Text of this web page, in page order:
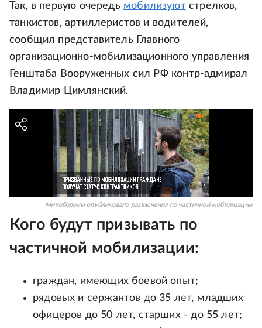
Так, в первую очередь мобилизуютстрелков,
танкистов, артиллеристов и водителей,
сообщил представитель Главного
организационно-мобилизационного управления
Генштаба Вооруженных сил РФ контр-адмирал
Владимир Цимлянский.
Минобороны опубликовало разъяснения по частичной мобилизации
Кого будут призывать по
частичной мобилизации:
граждан, имеющих боевой опыт;
рядовых и сержантов до 35 лет, младших
офицеров до 50 лет, старших - до 55 лет;